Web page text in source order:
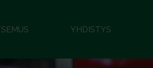
YHDISTYS